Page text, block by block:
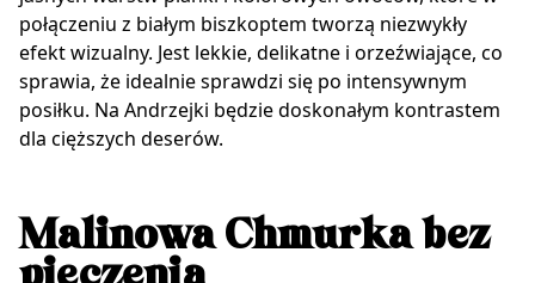
połączeniu z białym biszkoptem tworzą niezwykły
efekt wizualny. Jest lekkie, delikatne i orzeźwiające, co
sprawia, że idealnie sprawdzi się po intensywnym
posiłku. Na Andrzejki będzie doskonałym kontrastem
dla cięższych deserów.
Malinowa Chmurka bez